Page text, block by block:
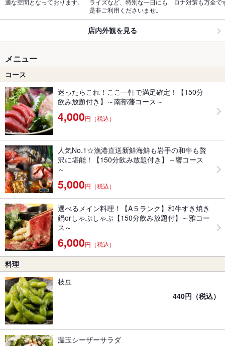
是非ご利用くださいませ。
店内外観を見る
メニュー
コース
迷ったらこれ！ここ一軒で満足確定！【150分
飲み放題付き】～南部藩コース～
4,000円（税込）
人気No.1☆漁港直送新鮮海鮮も岩手の和牛も贅
沢に堪能！【150分飲み放題付き】～響コース
～
5,000円（税込）
選べるメイン料理！【A５ランク】和牛すき焼き
鍋orしゃぶしゃぶ【150分飲み放題付】～雅コー
ス～
6,000円（税込）
料理
枝豆
440円（税込）
温玉シーザーサラダ